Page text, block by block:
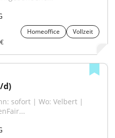
Homeoffice
Vollzeit
d)
sofort | Wo: Velbert |